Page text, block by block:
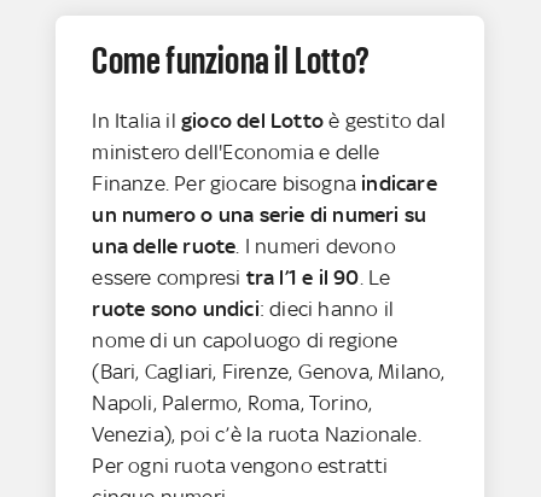
Come funziona il Lotto?
In Italia ilgioco del Lotto è gestito dal
ministero dell'Economia e delle
Finanze. Per giocare bisogna indicare
un numero o una serie di numeri su
una delle ruote . I numeri devono
essere compresi tra l’1 e il 90 . Le
ruote sono undici: dieci hanno il
nome di un capoluogo di regione
(Bari, Cagliari, Firenze, Genova, Milano,
Napoli, Palermo, Roma, Torino,
Venezia), poi c’è la ruota Nazionale.
Per ogni ruota vengono estratti